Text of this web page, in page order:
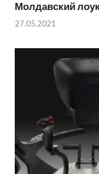
Молдавский
27.05.2021